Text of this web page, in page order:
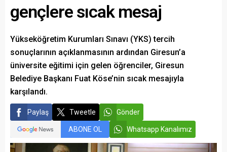
gençlere sıcak mesaj
Yükseköğretim Kurumları Sınavı (YKS) tercih
sonuçlarının açıklanmasının ardından Giresun’a
üniversite eğitimi için gelen öğrenciler, Giresun
Belediye Başkanı Fuat Köse’nin sıcak mesajıyla
karşılandı.
Paylaş Tweetle Gönder
ABONE OL Whatsapp Kanalımız